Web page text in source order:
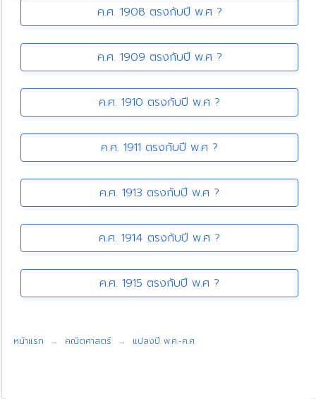
ค.ศ. 1908 ตรงกับปี พ.ศ ?
ค.ศ. 1909 ตรงกับปี พ.ศ ?
ค.ศ. 1910 ตรงกับปี พ.ศ ?
ค.ศ. 1911 ตรงกับปี พ.ศ ?
ค.ศ. 1913 ตรงกับปี พ.ศ ?
ค.ศ. 1914 ตรงกับปี พ.ศ ?
ค.ศ. 1915 ตรงกับปี พ.ศ ?
หน้าแรก คณิตศาสตร์ แปลงปี พ.ศ.-ค.ศ